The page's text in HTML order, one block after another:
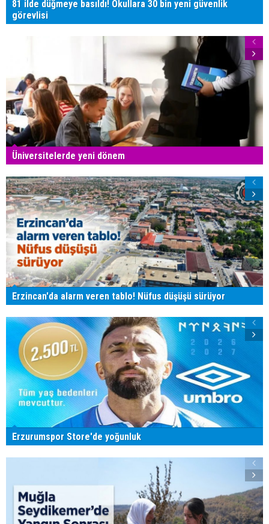
81 ilde düğmeye basıldı! Okullara 30 bin yeni güvenlik
görevlisi
Üniversitelerde yeni dönem
Erzincan'da alarm veren tablo! Nüfus düşüşü sürüyor
Erzurumspor Store'de yoğunluk